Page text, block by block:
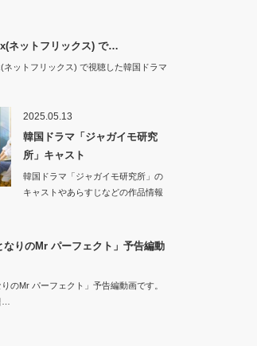
ネットフリックス) で…
ットフリックス) で視聴した韓国ドラマ
2025.05.13
韓国ドラマ「ジャガイモ研究
所」キャスト
韓国ドラマ「ジャガイモ研究所」の
キャストやあらすじなどの作品情報
なりのMr パーフェクト」予告編動
のMr パーフェクト」予告編動画です。